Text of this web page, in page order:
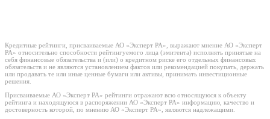
Кредитные рейтинги, присваиваемые АО «Эксперт РА», выражают мнение АО «Эксперт
РА» относительно способности рейтингуемого лица (эмитента) исполнять принятые на
себя финансовые обязательства и (или) о кредитном риске его отдельных финансовых
обязательств и не являются установлением фактов или рекомендацией покупать, держать
или продавать те или иные ценные бумаги или активы, принимать инвестиционные
решения.
Присваиваемые АО «Эксперт РА» рейтинги отражают всю относящуюся к объекту
рейтинга и находящуюся в распоряжении АО «Эксперт РА» информацию, качество и
достоверность которой, по мнению АО «Эксперт РА», являются надлежащими.